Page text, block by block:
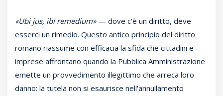
«Ubi jus, ibi remedium»— dove c'è un diritto, deve
esserci un rimedio. Questo antico principio del diritto
romano riassume con efficacia la sfida che cittadini e
imprese affrontano quando la Pubblica Amministrazione
emette un provvedimento illegittimo che arreca loro
danno: la tutela non si esaurisce nell'annullamento